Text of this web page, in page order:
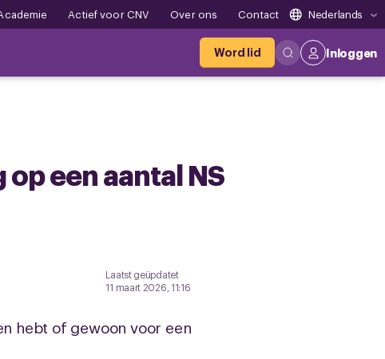
Actief voor CNV Over ons Contact Nederlands
Word lid Inloggen
een aantal NS
Laatst geüpdatet
11 maart 2026, 11:16
hebt of gewoon voor een